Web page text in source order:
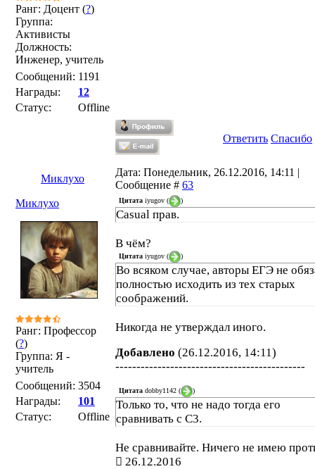
Ранг: Доцент (?)
Группа:
Активисты
Должность:
Инженер, учитель
Сообщений: 1191
Награды:
12
Статус:
Offline
Ответить Спасибо
Миклухо
Дата: Понедельник, 26.12.2016, 14:11 |
Сообщение # 63
Миклухо
Ранг: Профессор
(?)
Группа: Я -
учитель
Сообщений: 3504
Награды:
101
Статус:
Offline
Цитата iyugov ( )
Casual прав.
В чём?
Цитата iyugov ( )
Во всяком случае, авторы ЕГЭ не
полностью исходить из тех старых
соображений.
Никогда не утверждал иного.
Добавлено (26.12.2016, 14:11)
---------------------------------------------
Цитата dobby1142 ( )
Только то, что не надо тогда его
сравнивать с С3.
Не сравнивайте. Ничего не имею
26.12.2016